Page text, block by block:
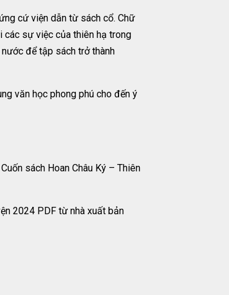
cứ viện dẫn từ sách cổ. Chữ
các sự việc của thiên hạ trong
để tập sách trở thành
văn học phong phú cho đến ý
sách Hoan Châu Ký – Thiên
2024 PDF từ nhà xuất bản